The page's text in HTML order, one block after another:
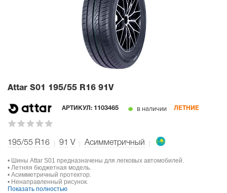
Attar S01 195/55 R16 91V
АРТИКУЛ: 1103465 в наличии ЛЕТНИЕ
195/55 R16 91 V Асимметричный
• Шины Attar S01 предназначены для легковых автомобилей.
• Летняя бюджетная модель.
• Асимметричный протектор.
• Ненаправленный рисунок.
Показать полностью